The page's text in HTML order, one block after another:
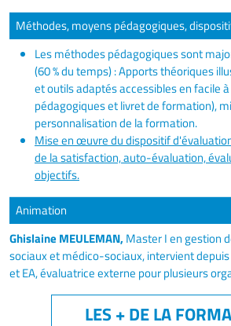
Méthodes, moyens pédagogiques,
Les méthodes pédagogiques sont
(60 % du temps) : Apports théoriques
et outils adaptés accessibles en facile
pédagogiques et livret de formation),
personnalisation de la formation.
Mise en œuvre du dispositif
de la satisfaction, auto-évaluation,
objectifs.
Animation
Ghislaine MEULEMAN, Master I en gestion
sociaux et médico-sociaux, intervient depuis
et EA, évaluatrice externe pour plusieurs